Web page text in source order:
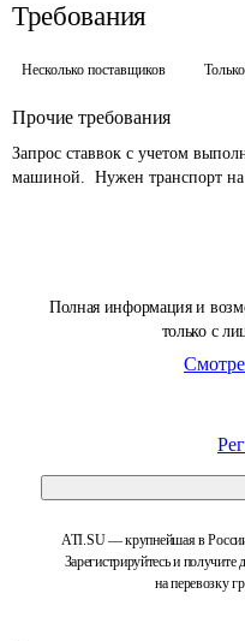
Полная информация и
только с
ATI.SU — крупнейшая в
Зарегистрируйтесь и
на перевозку
Требования
Несколько поставщиков
Прочие требования
Запрос ставвок с учетом
машиной.  Нужен транспорт на